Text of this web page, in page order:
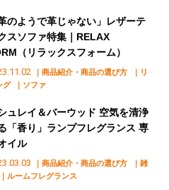
｜商品紹介・商品の選び方
｜リ
グ
｜ソファ
革のようで革じゃない」レザーテ
スソファ特集｜RELAX
（リラックスフォーム）
｜商品紹介・商品の選び方
｜雑
｜ルームフレグランス
ュレイ＆バーウッド 空気を清浄
「香り」ランプフレグランス 専
イル